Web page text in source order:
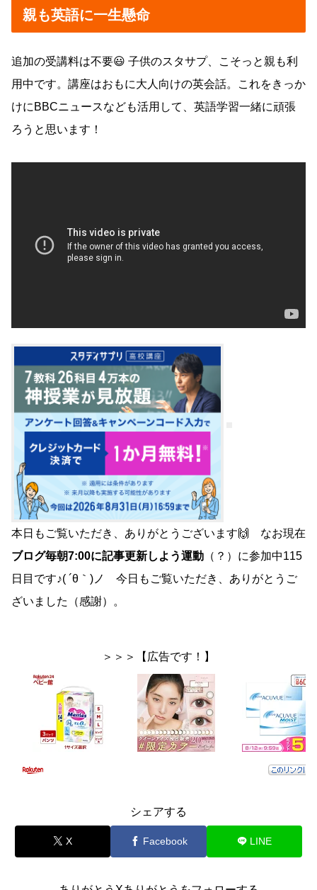
親も英語に一生懸命
追加の受講料は不要😃 子供のスタサプ、こそっと親も利
用中です。講座はおもに大人向けの英会話。これをきっか
けにBBCニュースなども活用して、英語学習一緒に頑張
ろうと思います！
本日もご覧いただき、ありがとうございます🙌 なお現在
ブログ毎朝7:00に記事更新しよう運動 （？）に参加中115
日目です♪( ´θ｀)ノ 今日もご覧いただき、ありがとうご
ざいました（感謝）。
＞＞＞【広告です！】
シェアする
X Facebook LINE